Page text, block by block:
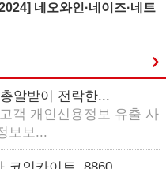
네오와인·네이즈·네트
알받이 전락한...
객 개인신용정보 유출 사
보보...